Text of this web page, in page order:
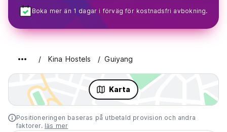
Boka mer än 1 dagar i förväg för kostnadsfri avbokning.
Kina Hostels Guiyang
Karta
Positioneringen baseras på utbetald provision och andra
faktorer. läs mer